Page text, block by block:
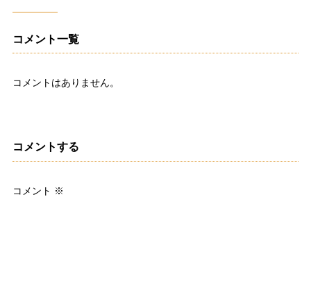
コメント一覧
コメントはありません。
コメントする
コメント ※